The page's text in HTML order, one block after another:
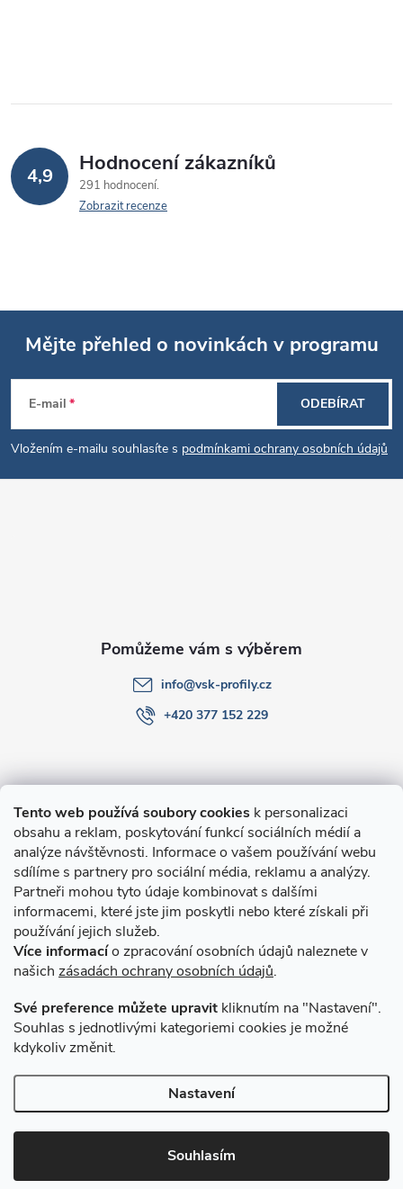
Tento web používá soubory cookies k personalizaci
obsahu a reklam, poskytování funkcí sociálních médií a
analýze návštěvnosti. Informace o vašem používání webu
sdílíme s partnery pro sociální média, reklamu a analýzy.
Partneři mohou tyto údaje kombinovat s dalšími
informacemi, které jste jim poskytli nebo které získali při
používání jejich služeb.
Více informacío zpracování osobních údajů naleznete v
našich zásadách ochrany osobních údajů.
Své preference můžete upravit kliknutím na "Nastavení".
Souhlas s jednotlivými kategoriemi cookies je možné
kdykoliv změnit.
Nastavení
Souhlasím
4,9 Hodnocení zákazníků
291 hodnocení
Zobrazit recenze
Z
á
p
Mějte přehled o novinkách v programu
E-mail
Vložením e-mailu souhlasíte s podmínkami ochrany osobních údajů
ODEBÍRAT
O nákupu
Novinky v programu Alusic
Archiv
info@vsk-profily.cz
+420 377 152 229
Způsoby dopravy
Copyright 2026VSK Profily. Všechna práva vyhrazena.